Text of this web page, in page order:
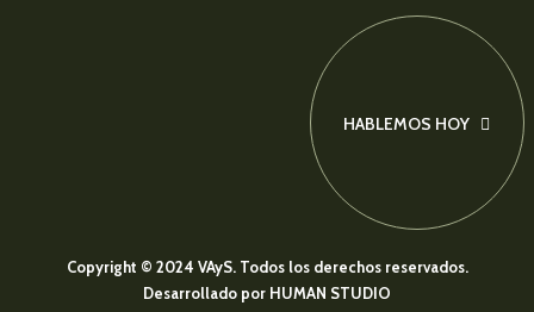
HABLEMOS HOY
Copyright © 2024 VAyS. Todos los derechos reservados.
Desarrollado por HUMAN STUDIO